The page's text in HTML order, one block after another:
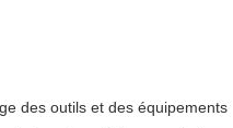
des outils et des équipements